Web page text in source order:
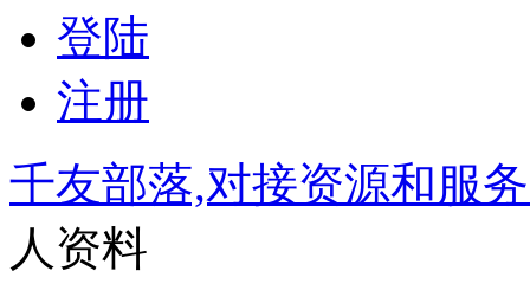
登陆
注册
千友部落,对接资源和服
人资料